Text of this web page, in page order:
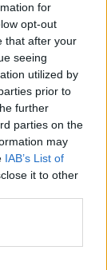
for
opt-out
that after your
seeing
utilized by
prior to
further
parties on the
may
IAB’s List of
it to other
j’ai vécu
eu deux
suis
suis
». J’ai
j’ai
?